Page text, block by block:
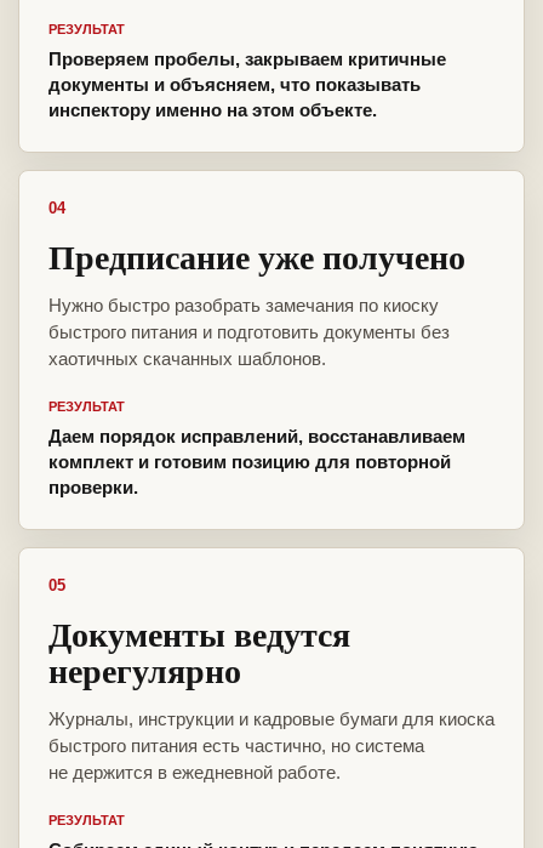
РЕЗУЛЬТАТ
Проверяем пробелы, закрываем критичные
документы и объясняем, что показывать
инспектору именно на этом объекте.
04
Предписание уже получено
Нужно быстро разобрать замечания по киоску
быстрого питания и подготовить документы без
хаотичных скачанных шаблонов.
РЕЗУЛЬТАТ
Даем порядок исправлений, восстанавливаем
комплект и готовим позицию для повторной
проверки.
05
Документы ведутся
нерегулярно
Журналы, инструкции и кадровые бумаги для киоска
быстрого питания есть частично, но система
не держится в ежедневной работе.
РЕЗУЛЬТАТ